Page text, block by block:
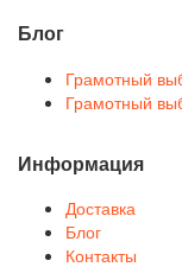
Блог
Грамотный
Грамотный
Информация
Доставка
Блог
Контакты